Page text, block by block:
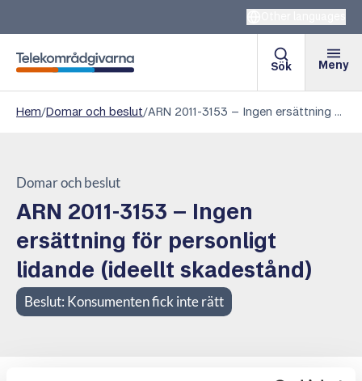
Telekområdgivarna
Sök Meny
Hem/Domar och beslut/ ARN 2011-3153 – Ingen ersättning för personligt lidande (ideellt skadestånd)
Domar och beslut
ARN 2011-3153 – Ingen
ersättning för personligt
lidande (ideellt skadestånd)
Beslut: Konsumenten fick inte rätt